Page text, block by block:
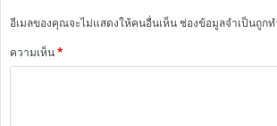
อีเมลของคุณจะไม่แสดงให้คนอื่นเห็นช่องข้อมูลจำเป็นถูกท
ความเห็น*